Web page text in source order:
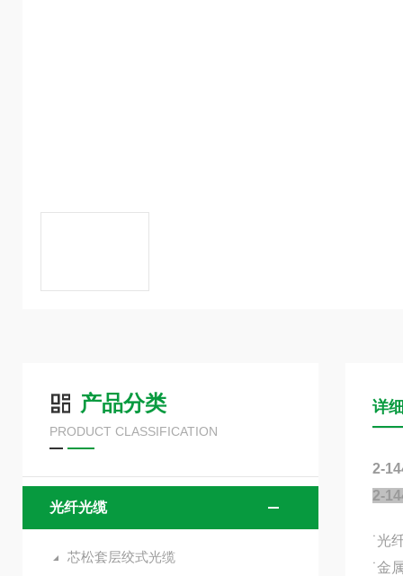
产品分类
PRODUCT CLASSIFICATION
光纤光缆
芯松套层绞式光缆
详
2-
2-
˙光
˙金